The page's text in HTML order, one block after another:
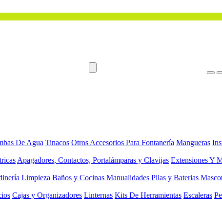
De Agua Tinacos Otros Accesorios Para Fontanería Mangueras
Apagadores, Contactos, Portalámparas y Clavijas Extensiones Y
Limpieza Baños y Cocinas Manualidades Pilas y Baterias
Cajas y Organizadores Linternas Kits De Herramientas Escaleras